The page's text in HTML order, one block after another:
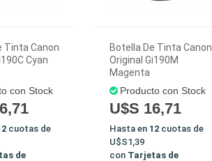
Tinta Canon
Cyan
con Stock
cuotas de
de
Botella De Tinta Canon
Original Gi190M
Magenta
Producto con Stock
U$S 16,71
Hasta en 12cuotas de
U$S1,39
con Tarjetas de